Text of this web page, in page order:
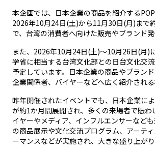
本企画では、日本企業の商品を紹介する
2026年10月24日(土)から11月30日(月)まで
で、台湾の消費者へ向けた販売やブランド発
また、2026年10月24日(土)〜10月26日(月)
学省に相当する台湾文化部との日台文化交
予定しています。日本企業の商品やブランド
企業関係者、バイヤーなどへ広く紹介される
昨年開催されたイベントでも、日本企業に
が約1か月間展開され、多くの来場者で賑
イヤーやメディア、インフルエンサーなど
の商品展示や文化交流プログラム、アーテ
ーマンスなどが実施され、大きな盛り上がり